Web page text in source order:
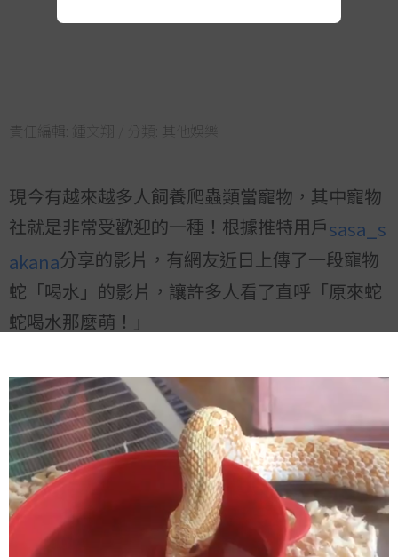
責任編輯: 鍾文翔 / 分類: 其他娛樂
現今有越來越多人飼養爬蟲類當寵物，其中寵物
社就是非常受歡迎的一種！根據推特用戶sasa_s
akana分享的影片，有網友近日上傳了一段寵物
蛇「喝水」的影片，讓許多人看了直呼「原來蛇
蛇喝水那麼萌！」